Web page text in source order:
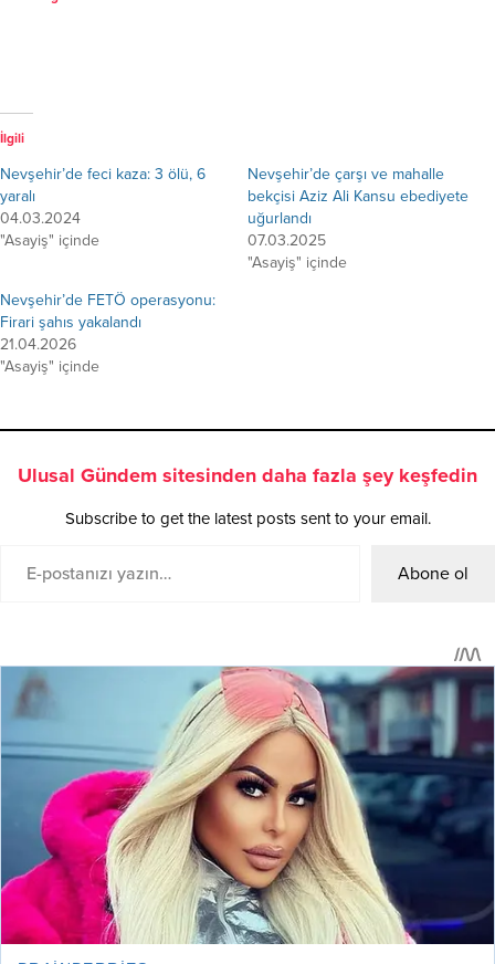
İlgili
Nevşehir’de feci kaza: 3 ölü, 6
yaralı
04.03.2024
"Asayiş" içinde
Nevşehir’de çarşı ve mahalle
bekçisi Aziz Ali Kansu ebediyete
uğurlandı
07.03.2025
"Asayiş" içinde
Nevşehir’de FETÖ operasyonu:
Firari şahıs yakalandı
21.04.2026
"Asayiş" içinde
Ulusal Gündem sitesinden daha fazla şey keşfedin
Subscribe to get the latest posts sent to your email.
Abone ol